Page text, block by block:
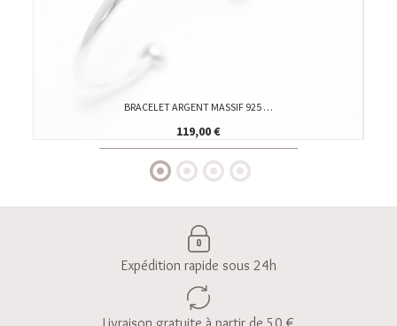
BRACELET ARGENT MASSIF 925 …
119,00 €
Expédition rapide sous 24h